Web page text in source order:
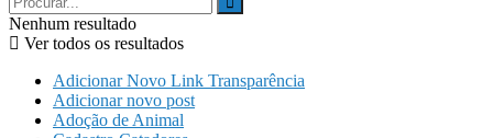
Nenhum resultado
Ver todos os resultados
Adicionar Novo Link Transparência
Adicionar novo post
Adoção de Animal